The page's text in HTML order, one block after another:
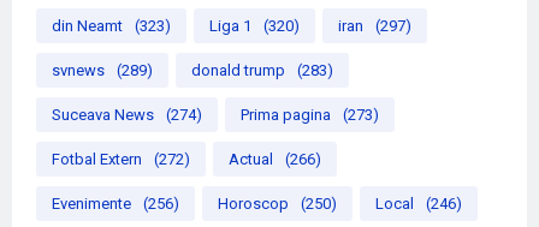
din Neamt (323) Liga 1 (320) iran (297)
svnews (289) donald trump (283)
Suceava News (274) Prima pagina (273)
Fotbal Extern (272) Actual (266)
Evenimente (256) Horoscop (250) Local (246)